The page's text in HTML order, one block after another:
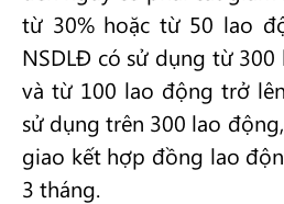
từ 30% hoặc từ 50 lao
NSDLĐ có sử dụng từ
và từ 100 lao động trở
sử dụng trên 300 lao
giao kết hợp đồng lao
3 tháng.